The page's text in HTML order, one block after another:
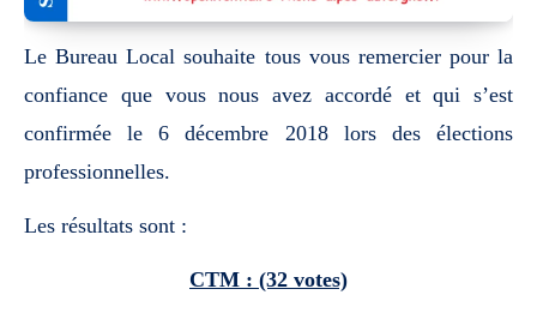
Le Bureau Local souhaite tous vous remercier pour la
confiance que vous nous avez accordé et qui s’est
confirmée le 6 décembre 2018 lors des élections
professionnelles.
Les résultats sont :
CTM : (32 votes)